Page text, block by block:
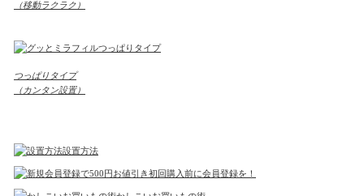
（移動ラクラク）
つっぱりタイプ
（カンタン設置）
設置方法
初回購入前に会員登録を！